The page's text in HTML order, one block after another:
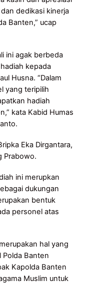
dedikasi kinerja
Banten,” ucap
ini agak berbeda
kepada
Husna. “Dalam
yang teripilih
hadiah
kata Kabid Humas
Eka Dirgantara,
Prabowo.
ini merupkan
dukungan
bentuk
personel atas
hal yang
Polda Banten
Kapolda Banten
Muslim untuk